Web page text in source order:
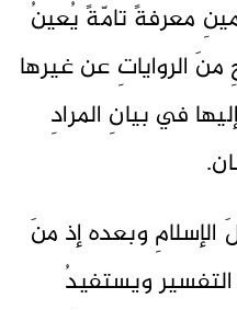
معرفةً تامّةً يُعينُ
الرواياتِ عن غيرها
في بيانِ المرادِ
وبعده إذ منَ
التفسير ويستفيدُ